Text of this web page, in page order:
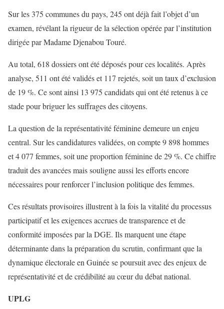
Sur les 375 communes du pays, 245 ont déjà fait l’objet d’un
examen, révélant la rigueur de la sélection opérée par l’institution
dirigée par Madame Djenabou Touré.
Au total, 618 dossiers ont été déposés pour ces localités. Après
analyse, 511 ont été validés et 117 rejetés, soit un taux d’exclusion
de 19 %. Ce sont ainsi 13 975 candidats qui ont été retenus à ce
stade pour briguer les suffrages des citoyens.
La question de la représentativité féminine demeure un enjeu
central. Sur les candidatures validées, on compte 9 898 hommes
et 4 077 femmes, soit une proportion féminine de 29 %. Ce chiffre
traduit des avancées mais souligne aussi les efforts encore
nécessaires pour renforcer l’inclusion politique des femmes.
Ces résultats provisoires illustrent à la fois la vitalité du processus
participatif et les exigences accrues de transparence et de
conformité imposées par la DGE. Ils marquent une étape
déterminante dans la préparation du scrutin, confirmant que la
dynamique électorale en Guinée se poursuit avec des enjeux de
représentativité et de crédibilité au cœur du débat national.
UPLG